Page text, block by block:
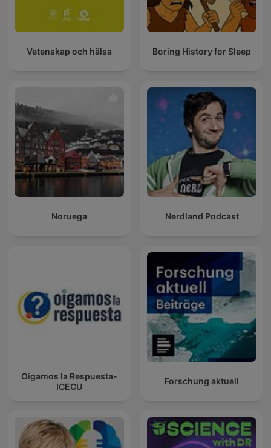
Vetenskap och hälsa Boring History for Sleep
Noruega Nerdland Podcast
Oigamos la Respuesta-
ICECU
Forschung aktuell